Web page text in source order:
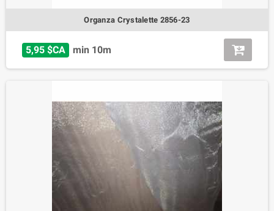
Organza Crystalette 2856-23
5,95 $CA min 10m